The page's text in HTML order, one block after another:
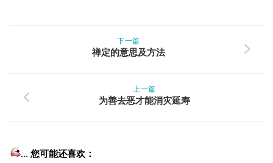
下一篇
禅定的意思及方法
上一篇
为善去恶才能消灾延寿
... 您可能还喜欢：